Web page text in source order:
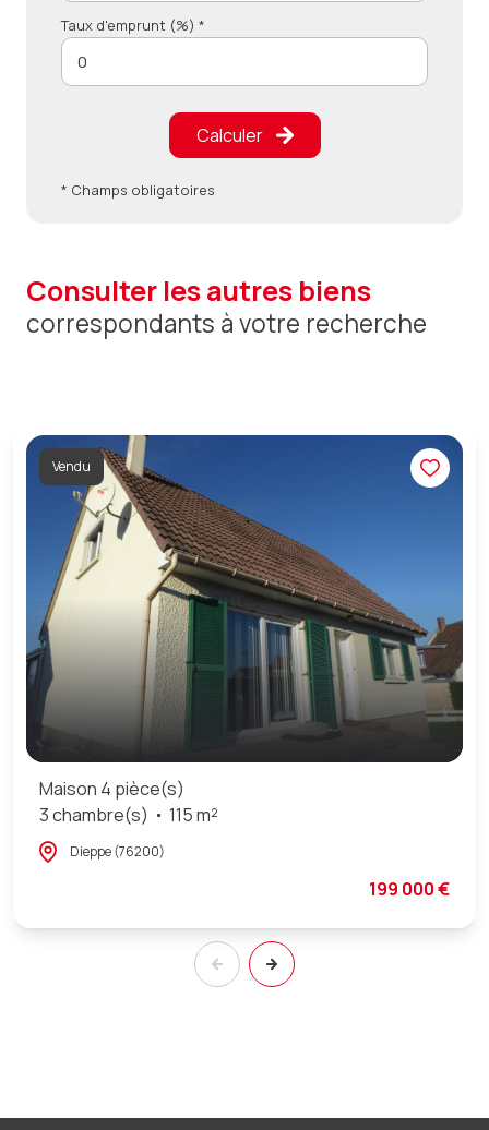
Taux d'emprunt (%) *
Calculer
* Champs obligatoires
consulter les autres biens
correspondants à votre recherche
Vendu
Maison 4 pièce(s)
3 chambre(s)
115 m²
Dieppe (76200)
199 000 €